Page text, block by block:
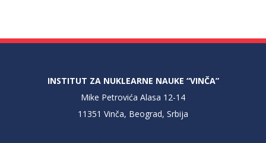
INSTITUT ZA NUKLEARNE NAUKE “VINČA”
Mike Petrovića Alasa 12-14
11351 Vinča, Beograd, Srbija